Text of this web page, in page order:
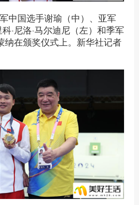
国选手谢瑜（中）、亚军
·尼洛·马尔迪尼（左）和季军
纳在颁奖仪式上。新华社记者